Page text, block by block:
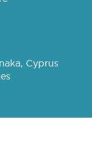
Cyprus